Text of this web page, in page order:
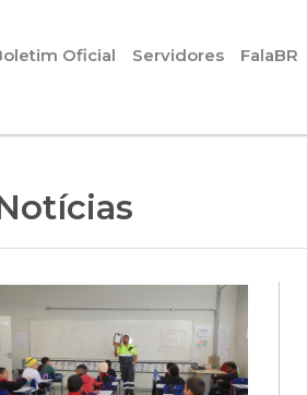
Oficial Servidores FalaBR